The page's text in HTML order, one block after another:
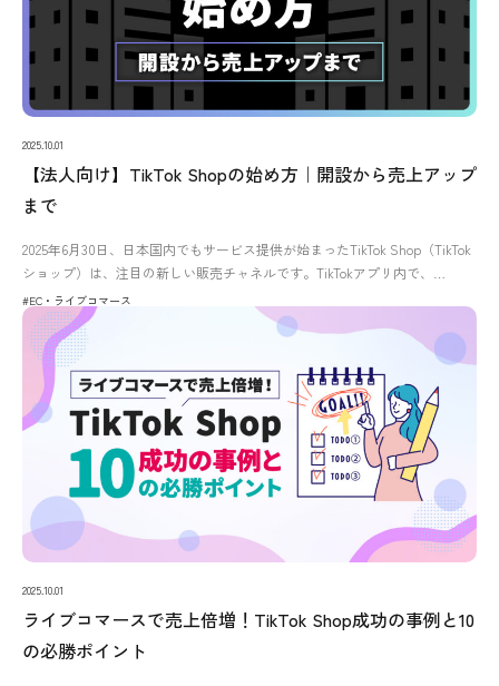
2025.10.01
【法人向け】TikTok Shopの始め方｜開設から売上アップ
まで
2025年6月30日、日本国内でもサービス提供が始まったTikTok Shop（TikTok
ショップ）は、注目の新しい販売チャネルです。TikTokアプリ内で、…
#EC・ライブコマース
2025.10.01
ライブコマースで売上倍増！TikTok Shop成功の事例と10
の必勝ポイント